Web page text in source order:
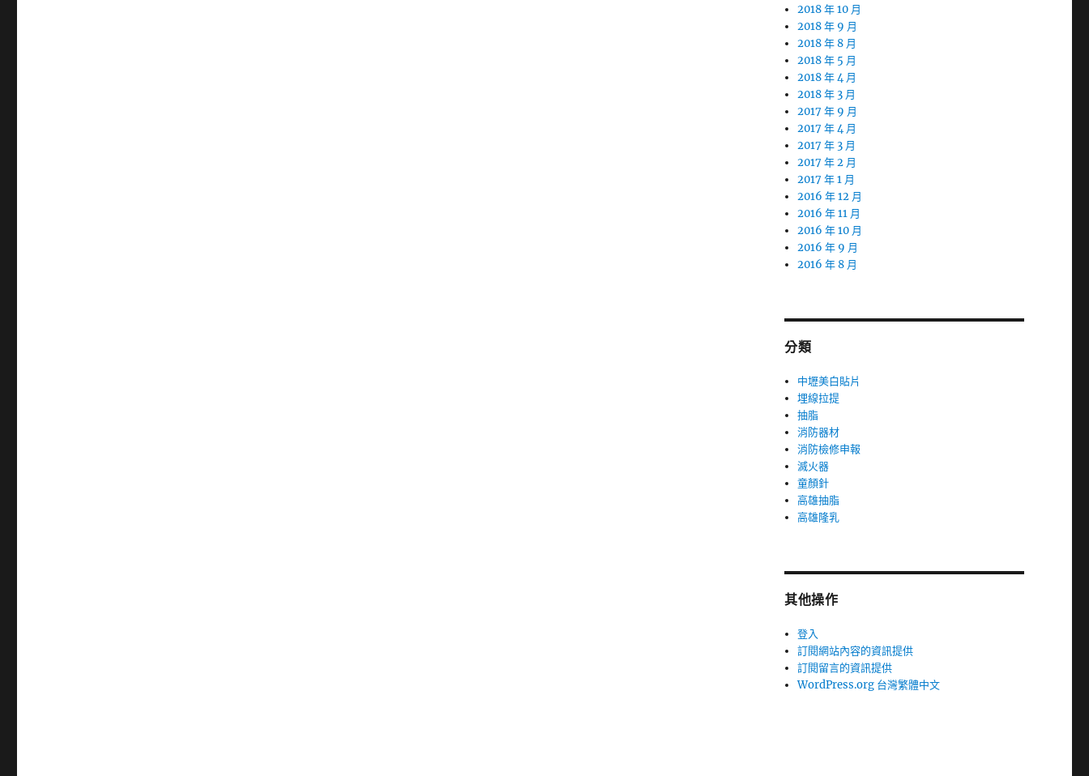
2018 年 10 月
2018 年 9 月
2018 年 8 月
2018 年 5 月
2018 年 4 月
2018 年 3 月
2017 年 9 月
2017 年 4 月
2017 年 3 月
2017 年 2 月
2017 年 1 月
2016 年 12 月
2016 年 11 月
2016 年 10 月
2016 年 9 月
2016 年 8 月
分類
中壢美白貼片
埋線拉提
抽脂
消防器材
消防檢修申報
滅火器
童顏針
高雄抽脂
高雄隆乳
其他操作
登入
訂閱網站內容的資訊提供
訂閱留言的資訊提供
WordPress.org 台灣繁體中文